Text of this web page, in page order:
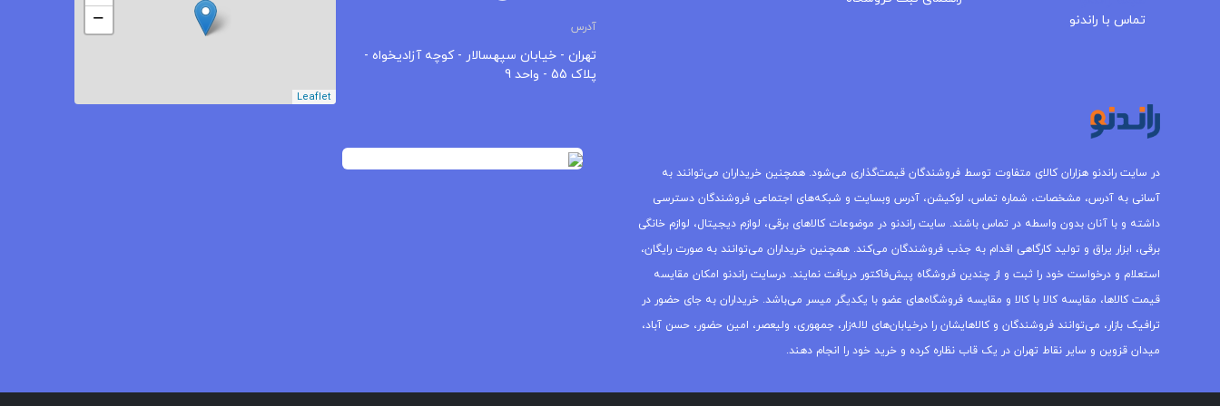
تماس با راندنو آدرس
تهران - خیابان سپهسالار - کوچه آزادیخواه -
پلاک 55 - واحد 9
−
Leaflet
در سایت راندنو هزاران کالای متفاوت توسط فروشندگان قیمت‌گذاری می‌شود. همچنین خریداران می‌توانند به
آسانی به آدرس، مشخصات، شماره تماس، لوکیشن، آدرس وبسایت و شبکه‌های اجتماعی فروشندگان دسترسی
داشته و با آنان بدون واسطه در تماس باشند. سایت راندنو در موضوعات کالاهای برقی، لوازم دیجیتال، لوازم خانگی
برقی، ابزار یراق و تولید کارگاهی اقدام به جذب فروشندگان می‌کند. همچنین خریداران می‌توانند به صورت رایگان،
استعلام و درخواست خود را ثبت و از چندین فروشگاه پیش‌فاکتور دریافت نمایند. درسایت راندنو امکان مقایسه
قیمت کالاها، مقایسه کالا با کالا و مقایسه فروشگاه‌های عضو با یکدیگر میسر می‌باشد. خریداران به جای حضور در
ترافیک بازار، می‌توانند فروشندگان و کالاهایشان را درخیابان‌های لاله‌زار، جمهوری، ولیعصر، امین حضور، حسن آباد،
میدان قزوین و سایر نقاط تهران در یک قاب نظاره کرده و خرید خود را انجام دهند.